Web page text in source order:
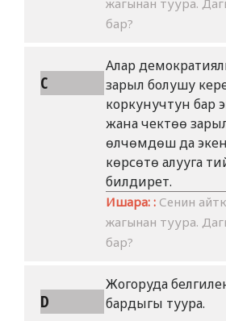
бар?
C
Алар
зарыл болушу
коркунучтун бар
жана чектөө
өлчөмдөш да
көрсөтө алууга
билдирет.
Ишара: : Сенин
жагынан туура.
бар?
D
Жогоруда
бардыгы туура.